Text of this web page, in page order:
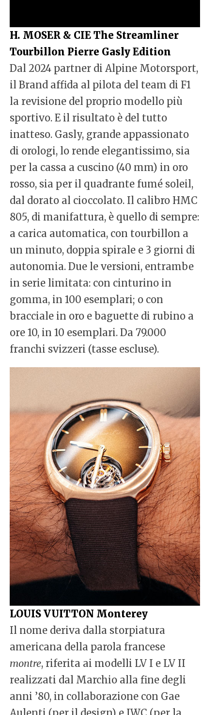
H. MOSER & CIE The Streamliner
Tourbillon Pierre Gasly Edition
Dal 2024 partner di Alpine Motorsport,
il Brand affida al pilota del team di F1
la revisione del proprio modello più
sportivo. E il risultato è del tutto
inatteso. Gasly, grande appassionato
di orologi, lo rende elegantissimo, sia
per la cassa a cuscino (40 mm) in oro
rosso, sia per il quadrante fumé soleil,
dal dorato al cioccolato. Il calibro HMC
805, di manifattura, è quello di sempre:
a carica automatica, con tourbillon a
un minuto, doppia spirale e 3 giorni di
autonomia. Due le versioni, entrambe
in serie limitata: con cinturino in
gomma, in 100 esemplari; o con
bracciale in oro e baguette di rubino a
ore 10, in 10 esemplari. Da 79.000
franchi svizzeri (tasse escluse).
LOUIS VUITTON Monterey
Il nome deriva dalla storpiatura
americana della parola francese
montre, riferita ai modelli LV I e LV II
realizzati dal Marchio alla fine degli
anni ’80, in collaborazione con Gae